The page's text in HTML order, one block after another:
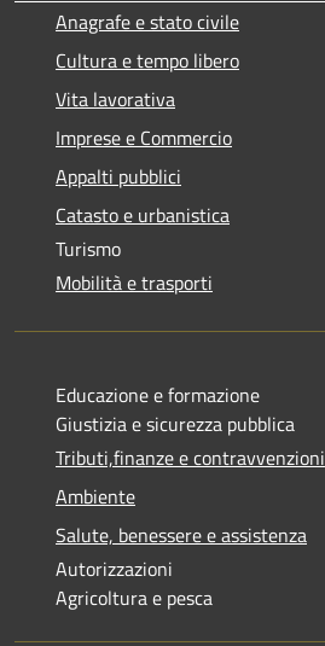
Anagrafe e stato civile
Cultura e tempo libero
Vita lavorativa
Imprese e Commercio
Appalti pubblici
Catasto e urbanistica
Turismo
Mobilità e trasporti
Educazione e formazione
Giustizia e sicurezza pubblica
Tributi,finanze e contravvenzioni
Ambiente
Salute, benessere e assistenza
Autorizzazioni
Agricoltura e pesca